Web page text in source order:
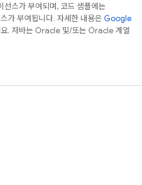
선스가 부여되며, 코드 샘플에는
가 부여됩니다. 자세한 내용은 Google
. 자바는 Oracle 및/또는 Oracle 계열